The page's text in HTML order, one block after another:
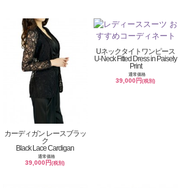
カーディガン レースブラッ
ク
Black Lace Cardigan
通常価格
39,000円(税別)
Uネックタイトワンピース
U-Neck Fitted Dress in Paisely
Print
通常価格
39,000円(税別)